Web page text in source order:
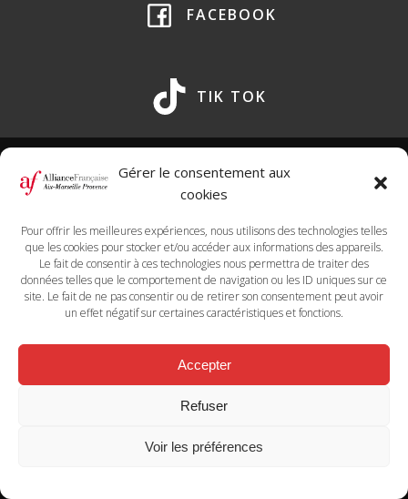
Gérer le consentement aux
cookies
Pour offrir les meilleures expériences, nous utilisons des technologies telles
que les cookies pour stocker et/ou accéder aux informations des appareils.
Le fait de consentir à ces technologies nous permettra de traiter des
données telles que le comportement de navigation ou les ID uniques sur ce
site. Le fait de ne pas consentir ou de retirer son consentement peut avoir
un effet négatif sur certaines caractéristiques et fonctions.
Accepter
Refuser
Voir les préférences
FACEBOOK
TIK TOK
+33 (0)4 96 10 24 60
72-74 Rue Saint Suffren, 13006, Marseille
Aix-en-Provence
+33 (0)4 96 10 24 62
47 Bd de la République, 13100 Aix-en-Provence
En cas de besoin d'adaptation nos référents handicap se